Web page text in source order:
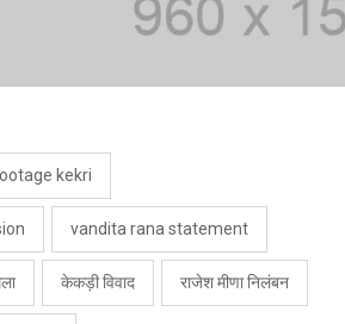
kekri
vandita rana statement
केकड़ी विवाद राजेश मीणा निलंबन